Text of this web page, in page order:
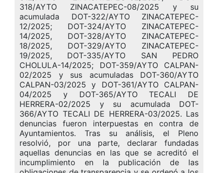
318/AYTO ZINACATEPEC-08/2025 y su
acumulada DOT-322/AYTO ZINACATEPEC-
12/2025; DOT-324/AYTO ZINACATEPEC-
14/2025, DOT-328/AYTO ZINACATEPEC-
18/2025, DOT-329/AYTO ZINACATEPEC-
19/2025, DOT-335/AYTO SAN PEDRO
CHOLULA-14/2025; DOT-359/AYTO CALPAN-
02/2025 y sus acumuladas DOT-360/AYTO
CALPAN-03/2025 y DOT-361/AYTO CALPAN-
04/2025 y DOT-365/AYTO TECALI DE
HERRERA-02/2025 y su acumulada DOT-
366/AYTO TECALI DE HERRERA-03/2025. Las
denuncias fueron interpuestas en contra de
Ayuntamientos. Tras su análisis, el Pleno
resolvió, por una parte, declarar fundadas
aquellas denuncias en las que se acreditó el
incumplimiento en la publicación de las